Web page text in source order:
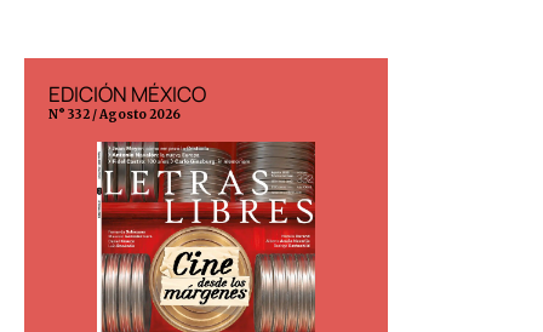
EDICIÓN MÉXICO
N° 332 / Agosto 2026